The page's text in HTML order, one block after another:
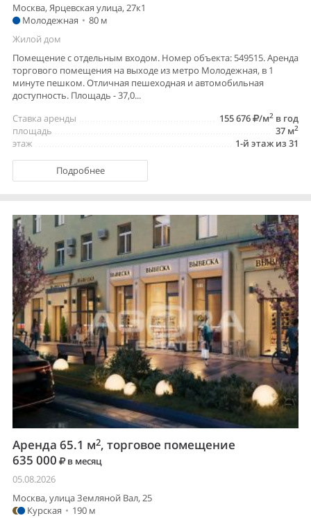
Москва, Ярцевская улица, 27к1
Молодежная • 80 м
Жилой дом
Помещение с отдельным входом. Номер объекта: 549515. Аренда
торгового помещения на выходе из метро Молодежная, в 1
минуте пешком. Отличная пешеходная и автомобильная
доступность. Площадь - 37,0...
155 676
/м2 в год
Ставка аренды
37 м2
площадь
1-й этаж из 31
этаж
Подробнее
Аренда 65.1 м2, торговое помещение
635 000
в месяц
05.08.2026
Москва, улица Земляной Вал, 25
Курская • 190 м